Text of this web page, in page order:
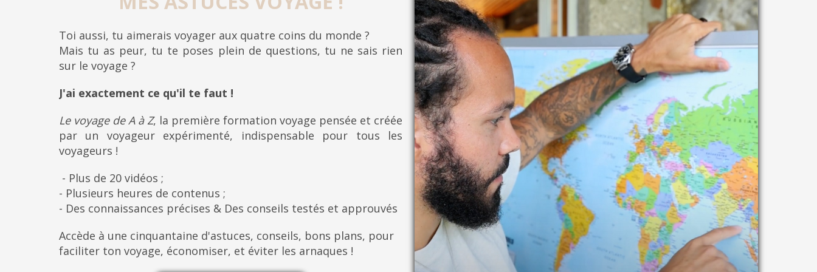
Toi aussi, tu aimerais voyager aux quatre coins du monde ?
Mais tu as peur, tu te poses plein de questions, tu ne sais rien
sur le voyage ?
J'ai exactement ce qu'il te faut !
Le voyage de A à Z, la première formation voyage pensée et créée
par un voyageur expérimenté, indispensable pour tous les
voyageurs !
- Plus de 20 vidéos ;
- Plusieurs heures de contenus ;
- Des connaissances précises & Des conseils testés et approuvés
Accède à une cinquantaine d'astuces, conseils, bons plans, pour
faciliter ton voyage, économiser, et éviter les arnaques !